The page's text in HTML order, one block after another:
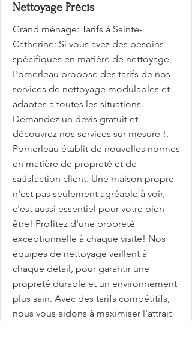
Nettoyage Précis
Grand ménage: Tarifs à Sainte-
Catherine: Si vous avez des besoins
spécifiques en matière de nettoyage,
Pomerleau propose des tarifs de nos
services de nettoyage modulables et
adaptés à toutes les situations.
Demandez un devis gratuit et
découvrez nos services sur mesure !.
Pomerleau établit de nouvelles normes
en matière de propreté et de
satisfaction client. Une maison propre
n'est pas seulement agréable à voir,
c'est aussi essentiel pour votre bien-
être! Profitez d'une propreté
exceptionnelle à chaque visite! Nos
équipes de nettoyage veillent à
chaque détail, pour garantir une
propreté durable et un environnement
plus sain. Avec des tarifs compétitifs,
nous vous aidons à maximiser l'attrait